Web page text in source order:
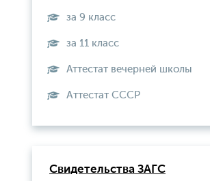
за 9 класс
за 11 класс
Аттестат вечерней школы
Aттестат СССР
Свидетельства ЗАГС